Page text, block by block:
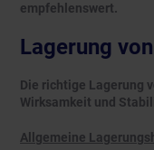
empfehlenswert.
Lagerung
Die richtige Lagerung
Wirksamkeit und
Allgemeine